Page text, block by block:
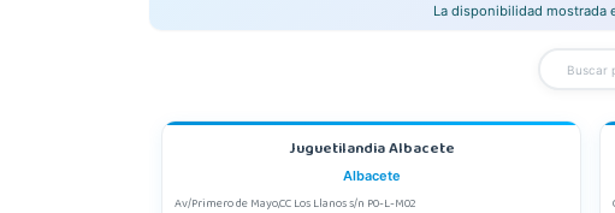
La disponibilidad mostrada
Juguetilandia Albacete
Albacete
Av/Primero de Mayo,CC Los Llanos s/n P0-L-M02